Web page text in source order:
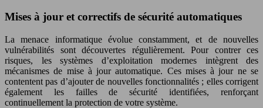
Mises à jour et correctifs de sécurité automatiques
La menace informatique évolue constamment, et de nouvelles
vulnérabilités sont découvertes régulièrement. Pour contrer ces
risques, les systèmes d’exploitation modernes intègrent des
mécanismes de mise à jour automatique. Ces mises à jour ne se
contentent pas d’ajouter de nouvelles fonctionnalités ; elles corrigent
également les failles de sécurité identifiées, renforçant
continuellement la protection de votre système.